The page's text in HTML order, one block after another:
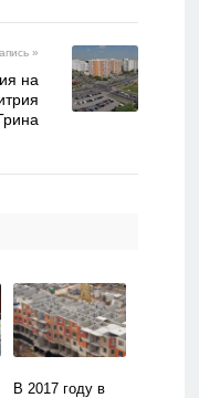
»
на
В 2017 году в